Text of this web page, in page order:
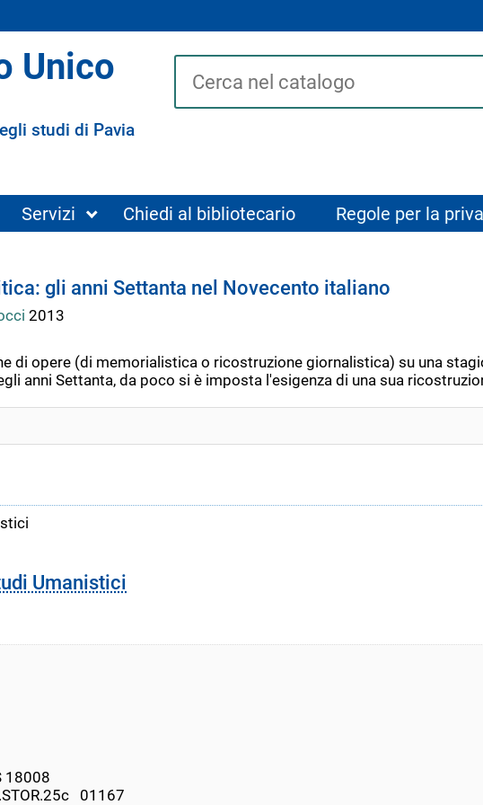
Unico
studi di Pavia
Cerca su "Catalogo"
Servizi Chiedi al bibliotecario Regole per la
gli anni Settanta nel Novecento italiano
2013
di opere (di memorialistica o ricostruzione giornalistica) su una
anni Settanta, da poco si è imposta l'esigenza di una sua
Umanistici
18008
01167